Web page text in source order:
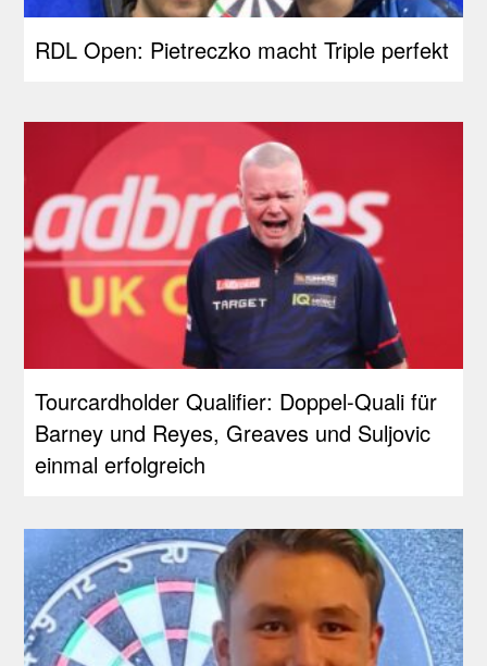
RDL Open: Pietreczko macht Triple perfekt
Tourcardholder Qualifier: Doppel-Quali für
Barney und Reyes, Greaves und Suljovic
einmal erfolgreich